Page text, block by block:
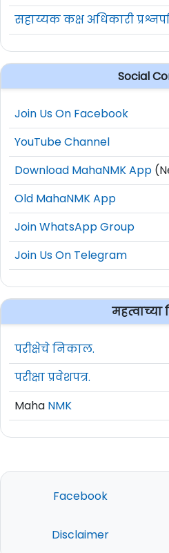
01)
टंकलेखन 30
17
18
01) बी.ई./
एम.एस्सी. आयटी
19
01) 12वी
20 01) 12वी
21
01) 10वी
(ऑटोमोबाईल-
डिझेल
22
मराठी टंकलेखन
कारागीर)
01) 10वी परीक्षा
सहाय्यक कक्ष अधिकारी
Social
Join Us On Facebook
YouTube Channel
Download MahaNMK App
Old MahaNMK App
Join WhatsApp Group
Join Us On Telegram
परीक्षेचे निकाल.
परीक्षा प्रवेशपत्र.
Maha NMK
Facebook
Disclaimer